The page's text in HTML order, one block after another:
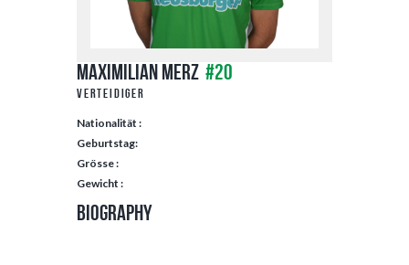
Maximilian Merz #20
Verteidiger
Nationalität :
Geburtstag:
Grösse :
Gewicht :
Biography